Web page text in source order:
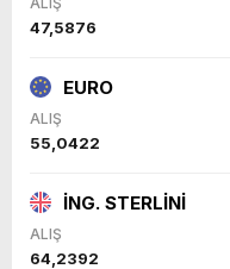
47,5876
EURO
ALIŞ
55,0422
İNG. STERLİNİ
ALIŞ
64,2392